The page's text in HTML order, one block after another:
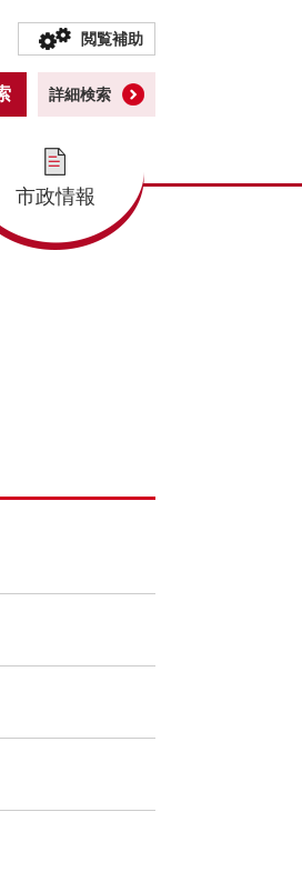
閲覧補助
市政情報
詳細検索